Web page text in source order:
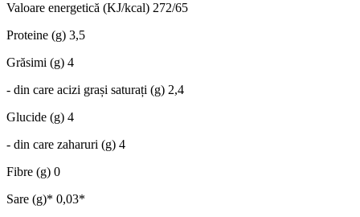
Valoare energetică (KJ/kcal) 272/65
Proteine (g) 3,5
Grăsimi (g) 4
- din care acizi grași saturați (g) 2,4
Glucide (g) 4
- din care zaharuri (g) 4
Fibre (g) 0
Sare (g)* 0,03*